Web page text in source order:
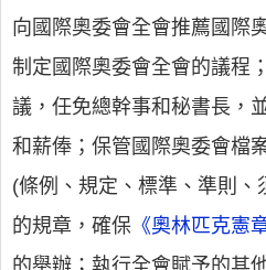
向國際奧委會全會推薦國際
制定國際奧委會全會的議程
議，任免總幹事和秘書長，
和薪俸；保管國際奧委會檔
(條例、規定、標準、準則
的規章，確保 《奧林匹克憲
的舉辦；執行全會賦予的其